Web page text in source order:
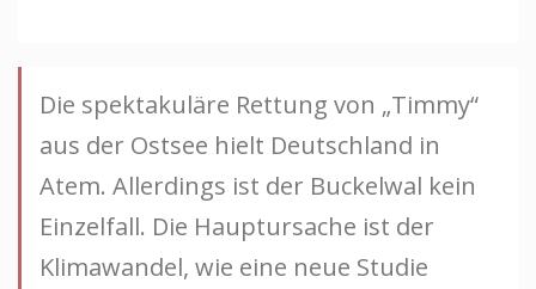
Die spektakuläre Rettung von „Timmy“
aus der Ostsee hielt Deutschland in
Atem. Allerdings ist der Buckelwal kein
Einzelfall. Die Hauptursache ist der
Klimawandel, wie eine neue Studie